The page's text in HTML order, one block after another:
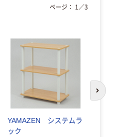
YAMAZEN システムラ
ック
ページ： 1 ／3
次のスライド